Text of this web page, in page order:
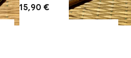
rojo
15,90 €